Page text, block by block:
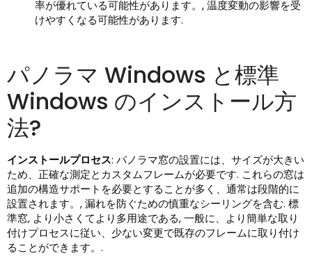
率が優れている可能性があります。, 温度変動の影響を受
けやすくなる可能性があります.
パノラマ Windows と標準
Windows のインストール方
法?
インストールプロセス: パノラマ窓の設置には、サイズが大きい
ため、正確な測定とカスタムフレームが必要です. これらの窓は
追加の構造サポートを必要とすることが多く、通常は段階的に
設置されます。, 漏れを防ぐための慎重なシーリングを含む. 標
準窓, より小さくてより多用途である, 一般に、より簡単な取り
付けプロセスに従い、少ない変更で既存のフレームに取り付け
ることができます。.